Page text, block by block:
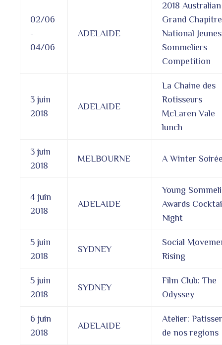
02/06
-
04/06
ADELAIDE
2018 Australian
Grand
National Jeunes
Sommeliers
Competition
3 juin
2018
ADELAIDE
La Chaine des
Rotisseurs
McLaren Vale
lunch
3 juin
2018
MELBOURNE A Winter
4 juin
2018
ADELAIDE
Young
Awards
Night
5 juin
2018
SYDNEY
Social
Rising
5 juin
2018
SYDNEY
Film Club: The
Odyssey
6 juin
2018
ADELAIDE
Atelier:
de nos regions